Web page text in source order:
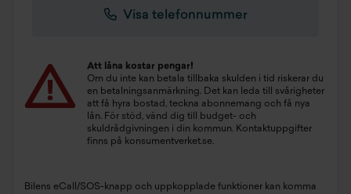
Visa telefonnummer
Att låna kostar pengar!
Om du inte kan betala tillbaka skulden i tid riskerar du
en betalningsanmärkning. Det kan leda till svårigheter
att få hyra bostad, teckna abonnemang och få nya
lån. För stöd, vänd dig till budget- och
skuldrådgivningen i din kommun. Kontaktuppgifter
finns på konsumentverket.se.
Bilens eCall/SOS-knapp och uppkopplade funktioner kan komma